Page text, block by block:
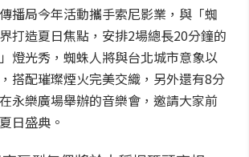
播局今年活動攜手索尼影業，與「蜘
打造夏日焦點，安排2場總長20分鐘的
燈光秀，蜘蛛人將與台北城市意象以
搭配璀璨煙火完美交織，另外還有8分
永樂廣場舉辦的音樂會，邀請大家前
日盛典。